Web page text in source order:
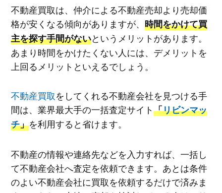
不動産買取は、仲介による不動産売却より売却価
格が安くなる傾向がありますが、 時間をかけて買
主を探す手間がないというメリットがあります。
あまり時間をかけたくない人には、デメリットを
上回るメリットといえるでしょう。
不動産買取をしてくれる不動産会社を見つける手
間は、業界最大手の一括査定サイト「リビンマッ
チ」を利用すると省けます。
不動産の情報や連絡先などを入力すれば、一括し
て不動産会社へ査定を依頼できます。あとは条件
のよい不動産会社に買取を依頼するだけで済みま